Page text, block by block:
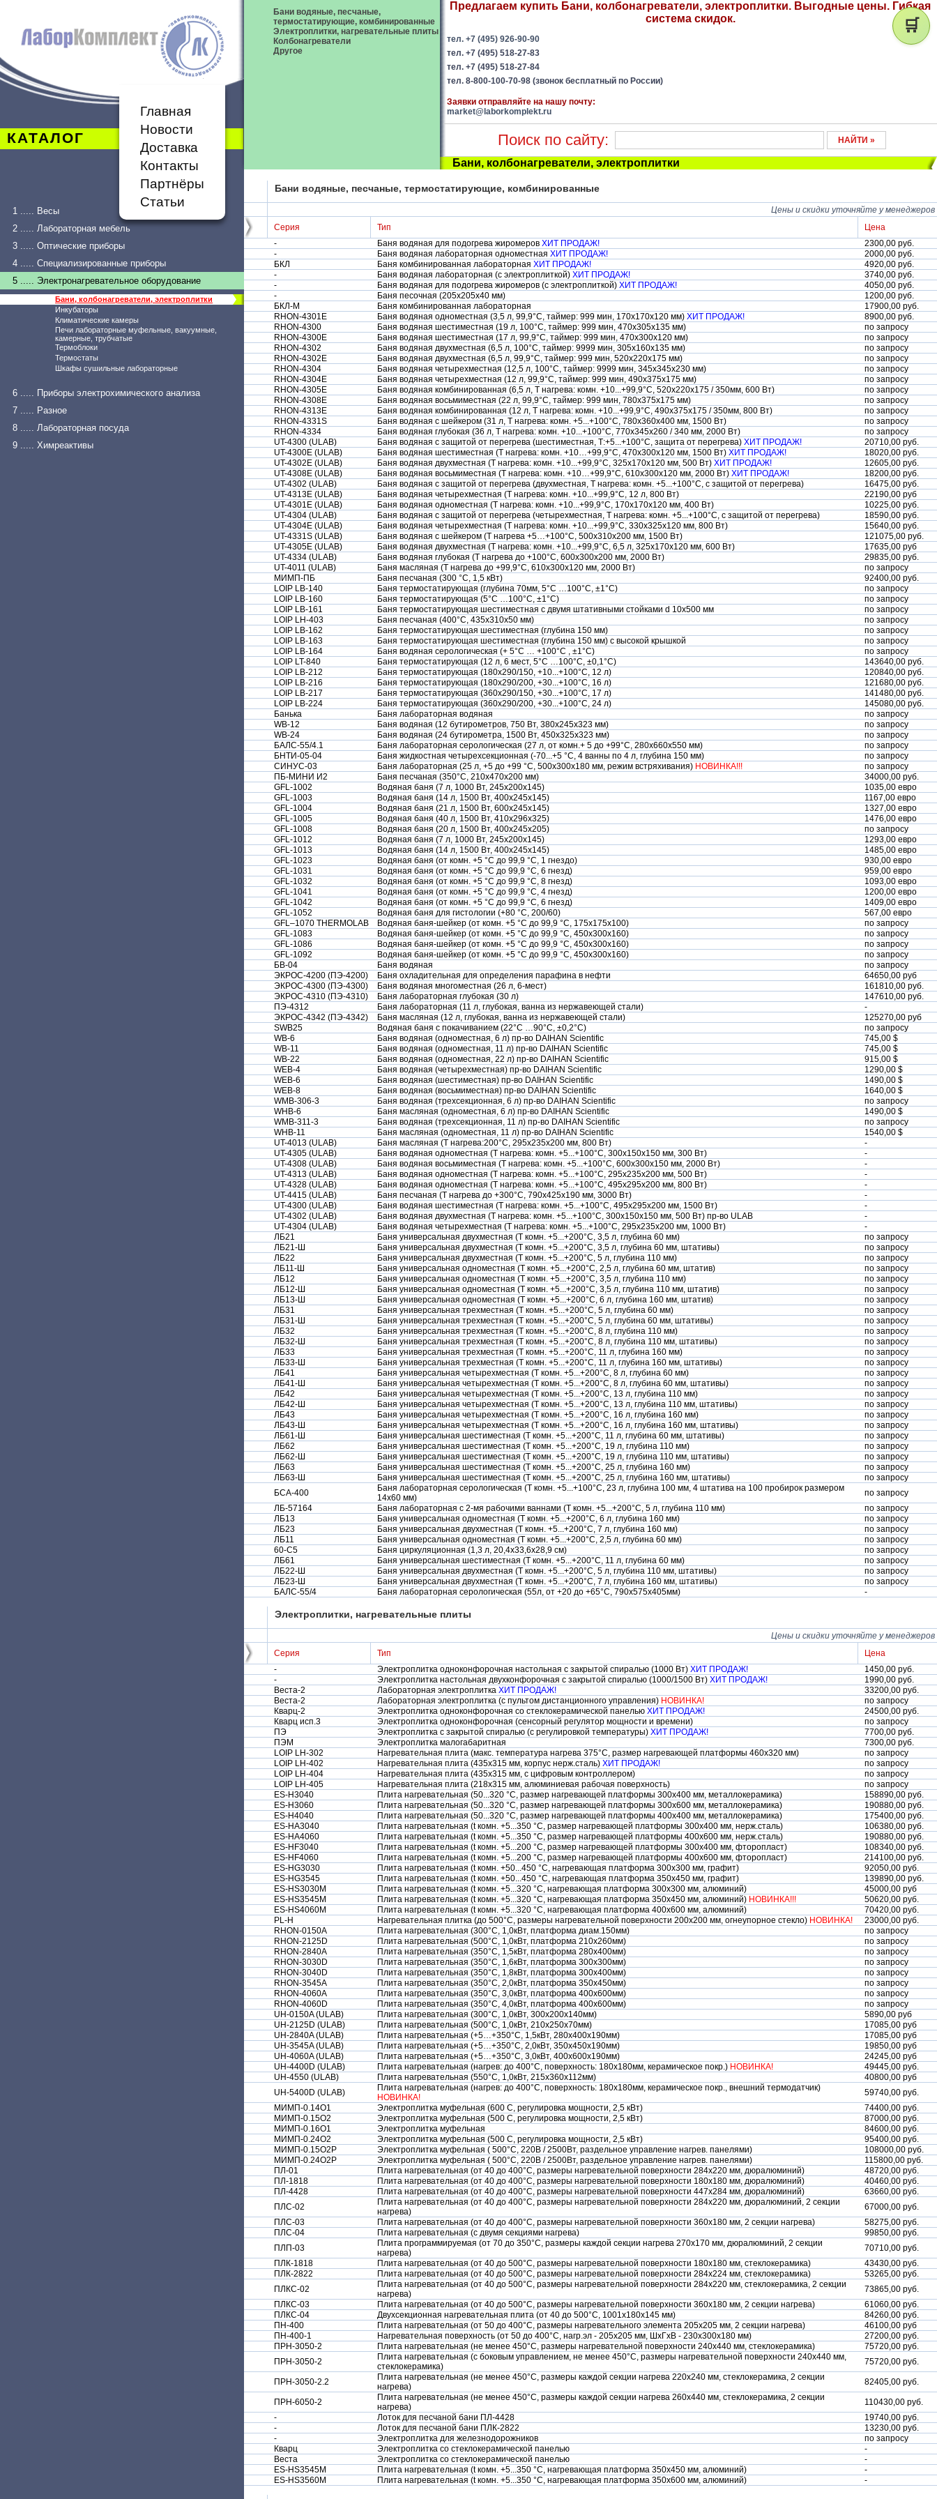
КАТАЛОГ
Главная
Новости
Доставка
Контакты
Партнёры
Статьи
1 ..... Весы
2 ..... Лабораторная мебель
3 ..... Оптические приборы
4 ..... Специализированные приборы
5 ..... Электронагревательное оборудование
Бани, колбонагреватели, электроплитки
Инкубаторы
Климатические камеры
Печи лабораторные муфельные, вакуумные,
камерные, трубчатые
Термоблоки
Термостаты
Шкафы сушильные лабораторные
6 ..... Приборы электрохимического анализа
7 ..... Разное
8 ..... Лабораторная посуда
9 ..... Химреактивы
Бани водяные, песчаные,
термостатирующие, комбинированные
Электроплитки, нагревательные плиты
Колбонагреватели
Другое
Предлагаем купить Бани, колбонагреватели, электроплитки. Выгодные цены. Гибкая
система скидок.
тел. +7 (495) 926-90-90
тел. +7 (495) 518-27-83
тел. +7 (495) 518-27-84
тел. 8-800-100-70-98 (звонок бесплатный по России)
Заявки отправляйте на нашу почту:
market@laborkomplekt.ru
Поиск по сайту:
Бани, колбонагреватели, электроплитки
Бани водяные, песчаные, термостатирующие, комбинированные
Цены и скидки уточняйте у менеджеров
Серия
Тип
Цена
-
Баня водяная для подогрева жиромеров ХИТ ПРОДАЖ!
2300,00 руб.
-
Баня водяная лабораторная одноместная ХИТ ПРОДАЖ!
2000,00 руб.
БКЛ
Баня комбинированная лабораторная ХИТ ПРОДАЖ!
4920,00 руб.
-
Баня водяная лабораторная (с электроплиткой) ХИТ ПРОДАЖ!
3740,00 руб.
-
Баня водяная для подогрева жиромеров (с электроплиткой) ХИТ ПРОДАЖ!
4050,00 руб.
-
Баня песочная (205х205х40 мм)
1200,00 руб.
БКЛ-М
Баня комбинированная лабораторная
17900,00 руб.
RHON-4301Е
Баня водяная одноместная (3,5 л, 99,9°С, таймер: 999 мин, 170х170х120 мм) ХИТ ПРОДАЖ!
8900,00 руб.
RHON-4300
Баня водяная шестиместная (19 л, 100°С, таймер: 999 мин, 470х305х135 мм)
по запросу
RHON-4300Е
Баня водяная шестиместная (17 л, 99,9°С, таймер: 999 мин, 470х300х120 мм)
по запросу
RHON-4302
Баня водяная двухместная (6,5 л, 100°С, таймер: 9999 мин, 305х160х135 мм)
по запросу
RHON-4302Е
Баня водяная двухместная (6,5 л, 99,9°С, таймер: 999 мин, 520х220х175 мм)
по запросу
RHON-4304
Баня водяная четырехместная (12,5 л, 100°С, таймер: 9999 мин, 345х345х230 мм)
по запросу
RHON-4304Е
Баня водяная четырехместная (12 л, 99,9°С, таймер: 999 мин, 490х375х175 мм)
по запросу
RHON-4305Е
Баня водяная комбинированная (6,5 л, Т нагрева: комн. +10...+99,9°С, 520х220х175 / 350мм, 600 Вт)
по запросу
RHON-4308Е
Баня водяная восьмиместная (22 л, 99,9°С, таймер: 999 мин, 780х375х175 мм)
по запросу
RHON-4313Е
Баня водяная комбинированная (12 л, Т нагрева: комн. +10...+99,9°С, 490х375х175 / 350мм, 800 Вт)
по запросу
RHON-4331S
Баня водяная с шейкером (31 л, Т нагрева: комн. +5...+100°С, 780х360х400 мм, 1500 Вт)
по запросу
RHON-4334
Баня водяная глубокая (36 л, Т нагрева: комн. +10...+100°С, 770х345х260 / 340 мм, 2000 Вт)
по запросу
UT-4300 (ULAB)
Баня водяная с защитой от перегрева (шестиместная, Т:+5...+100°С, защита от перегрева) ХИТ ПРОДАЖ!
20710,00 руб.
UT-4300E (ULAB)
Баня водяная шестиместная (Т нагрева: комн. +10…+99,9°С, 470х300х120 мм, 1500 Вт) ХИТ ПРОДАЖ!
18020,00 руб.
UT-4302E (ULAB)
Баня водяная двухместная (Т нагрева: комн. +10...+99,9°С, 325х170х120 мм, 500 Вт) ХИТ ПРОДАЖ!
12605,00 руб.
UT-4308E (ULAB)
Баня водяная восьмиместная (Т нагрева: комн. +10…+99,9°С, 610х300х120 мм, 2000 Вт) ХИТ ПРОДАЖ!
18200,00 руб.
UT-4302 (ULAB)
Баня водяная с защитой от перегрева (двухместная, Т нагрева: комн. +5...+100°С, с защитой от перегрева)
16475,00 руб.
UT-4313Е (ULAB)
Баня водяная четырехместная (Т нагрева: комн. +10...+99,9°С, 12 л, 800 Вт)
22190,00 руб
UT-4301E (ULAB)
Баня водяная одноместная (Т нагрева: комн. +10...+99,9°С, 170х170х120 мм, 400 Вт)
10225,00 руб.
UT-4304 (ULAB)
Баня водяная с защитой от перегрева (четырехместная, Т нагрева: комн. +5...+100°С, с защитой от перегрева)
18590,00 руб.
UT-4304E (ULAB)
Баня водяная четырехместная (Т нагрева: комн. +10...+99,9°С, 330х325х120 мм, 800 Вт)
15640,00 руб.
UT-4331S (ULAB)
Баня водяная с шейкером (Т нагрева +5…+100°С, 500х310х200 мм, 1500 Вт)
121075,00 руб.
UT-4305Е (ULAB)
Баня водяная двухместная (Т нагрева: комн. +10...+99,9°С, 6,5 л, 325х170х120 мм, 600 Вт)
17635,00 руб
UT-4334 (ULAB)
Баня водяная глубокая (Т нагрева до +100°С, 600х300х200 мм, 2000 Вт)
29835,00 руб.
UT-4011 (ULAB)
Баня масляная (Т нагрева до +99,9°С, 610х300х120 мм, 2000 Вт)
по запросу
МИМП-ПБ
Баня песчаная (300 °С, 1,5 кВт)
92400,00 руб.
LOIP LB-140
Баня термостатирующая (глубина 70мм, 5°С …100°С, ±1°С)
по запросу
LOIP LB-160
Баня термостатирующая (5°С …100°С, ±1°С)
по запросу
LOIP LB-161
Баня термостатирующая шестиместная с двумя штативными стойками d 10х500 мм
по запросу
LOIP LH-403
Баня песчаная (400°С, 435х310х50 мм)
по запросу
LOIP LB-162
Баня термостатирующая шестиместная (глубина 150 мм)
по запросу
LOIP LB-163
Баня термостатирующая шестиместная (глубина 150 мм) с высокой крышкой
по запросу
LOIP LB-164
Баня водяная серологическая (+ 5°С … +100°С , ±1°С)
по запросу
LOIP LT-840
Баня термостатирующая (12 л, 6 мест, 5°С …100°С, ±0,1°С)
143640,00 руб.
LOIP LB-212
Баня термостатирующая (180х290/150, +10...+100°С, 12 л)
120840,00 руб.
LOIP LB-216
Баня термостатирующая (180х290/200, +30...+100°С, 16 л)
121680,00 руб.
LOIP LB-217
Баня термостатирующая (360х290/150, +30...+100°С, 17 л)
141480,00 руб.
LOIP LB-224
Баня термостатирующая (360х290/200, +30...+100°С, 24 л)
145080,00 руб.
Банька
Баня лабораторная водяная
по запросу
WB-12
Баня водяная (12 бутирометров, 750 Вт, 380х245х323 мм)
по запросу
WB-24
Баня водяная (24 бутирометра, 1500 Вт, 450х325х323 мм)
по запросу
БАЛС-55/4.1
Баня лабораторная серологическая (27 л, от комн.+ 5 до +99°С, 280х660х550 мм)
по запросу
БНТИ-05-04
Баня жидкостная четырехсекционная (-70...+5 °С, 4 ванны по 4 л, глубина 150 мм)
по запросу
СИНУС-03
Баня лабораторная (25 л, +5 до +99 °С, 500х300х180 мм, режим встряхивания) НОВИНКА!!!
по запросу
ПБ-МИНИ И2
Баня песчаная (350°С, 210х470х200 мм)
34000,00 руб.
GFL-1002
Водяная баня (7 л, 1000 Вт, 245х200х145)
1035,00 евро
GFL-1003
Водяная баня (14 л, 1500 Вт, 400х245х145)
1167,00 евро
GFL-1004
Водяная баня (21 л, 1500 Вт, 600х245х145)
1327,00 евро
GFL-1005
Водяная баня (40 л, 1500 Вт, 410х296х325)
1476,00 евро
GFL-1008
Водяная баня (20 л, 1500 Вт, 400х245х205)
по запросу
GFL-1012
Водяная баня (7 л, 1000 Вт, 245х200х145)
1293,00 евро
GFL-1013
Водяная баня (14 л, 1500 Вт, 400х245х145)
1485,00 евро
GFL-1023
Водяная баня (от комн. +5 °C до 99,9 °C, 1 гнездо)
930,00 евро
GFL-1031
Водяная баня (от комн. +5 °C до 99,9 °C, 6 гнезд)
959,00 евро
GFL-1032
Водяная баня (от комн. +5 °C до 99,9 °C, 8 гнезд)
1093,00 евро
GFL-1041
Водяная баня (от комн. +5 °C до 99,9 °C, 4 гнезд)
1200,00 евро
GFL-1042
Водяная баня (от комн. +5 °C до 99,9 °C, 6 гнезд)
1409,00 евро
GFL-1052
Водяная баня для гистологии (+80 °C, 200/60)
567,00 евро
GFL–1070 THERMOLAB
Водяная баня-шейкер (от комн. +5 °C до 99,9 °C, 175х175х100)
по запросу
GFL-1083
Водяная баня-шейкер (от комн. +5 °C до 99,9 °C, 450х300х160)
по запросу
GFL-1086
Водяная баня-шейкер (от комн. +5 °C до 99,9 °C, 450х300х160)
по запросу
GFL-1092
Водяная баня-шейкер (от комн. +5 °C до 99,9 °C, 450х300х160)
по запросу
БВ-04
Баня водяная
по запросу
ЭКРОС-4200 (ПЭ-4200)
Баня охладительная для определения парафина в нефти
64650,00 руб
ЭКРОС-4300 (ПЭ-4300)
Баня водяная многоместная (26 л, 6-мест)
161810,00 руб.
ЭКРОС-4310 (ПЭ-4310)
Баня лабораторная глубокая (30 л)
147610,00 руб.
ПЭ-4312
Баня лабораторная (11 л, глубокая, ванна из нержавеющей стали)
-
ЭКРОС-4342 (ПЭ-4342)
Баня масляная (12 л, глубокая, ванна из нержавеющей стали)
125270,00 руб
SWB25
Водяная баня с покачиванием (22°С …90°С, ±0,2°С)
по запросу
WB-6
Баня водяная (одноместная, 6 л) пр-во DAIHAN Scientific
745,00 $
WB-11
Баня водяная (одноместная, 11 л) пр-во DAIHAN Scientific
745,00 $
WB-22
Баня водяная (одноместная, 22 л) пр-во DAIHAN Scientific
915,00 $
WEB-4
Баня водяная (четырехместная) пр-во DAIHAN Scientific
1290,00 $
WEB-6
Баня водяная (шестиместная) пр-во DAIHAN Scientific
1490,00 $
WEB-8
Баня водяная (восьмиместная) пр-во DAIHAN Scientific
1640,00 $
WMB-306-3
Баня водяная (трехсекционная, 6 л) пр-во DAIHAN Scientific
по запросу
WHB-6
Баня масляная (одноместная, 6 л) пр-во DAIHAN Scientific
1490,00 $
WMB-311-3
Баня водяная (трехсекционная, 11 л) пр-во DAIHAN Scientific
по запросу
WHB-11
Баня масляная (одноместная, 11 л) пр-во DAIHAN Scientific
1540,00 $
UT-4013 (ULAB)
Баня масляная (Т нагрева:200°С, 295х235х200 мм, 800 Вт)
-
UT-4305 (ULAB)
Баня водяная одноместная (Т нагрева: комн. +5...+100°С, 300х150х150 мм, 300 Вт)
-
UT-4308 (ULAB)
Баня водяная восьмиместная (Т нагрева: комн. +5...+100°С, 600х300х150 мм, 2000 Вт)
-
UT-4313 (ULAB)
Баня водяная одноместная (Т нагрева: комн. +5...+100°С, 295х235х200 мм, 500 Вт)
-
UT-4328 (ULAB)
Баня водяная одноместная (Т нагрева: комн. +5...+100°С, 495х295х200 мм, 800 Вт)
-
UT-4415 (ULAB)
Баня песчаная (Т нагрева до +300°С, 790х425х190 мм, 3000 Вт)
-
UT-4300 (ULAB)
Баня водяная шестиместная (Т нагрева: комн. +5...+100°С, 495х295х200 мм, 1500 Вт)
-
UT-4302 (ULAB)
Баня водяная двухместная (Т нагрева: комн. +5...+100°С, 300х150х150 мм, 500 Вт) пр-во ULAB
-
UT-4304 (ULAB)
Баня водяная четырехместная (Т нагрева: комн. +5...+100°С, 295х235х200 мм, 1000 Вт)
-
ЛБ21
Баня универсальная двухместная (Т комн. +5...+200°С, 3,5 л, глубина 60 мм)
по запросу
ЛБ21-Ш
Баня универсальная двухместная (Т комн. +5...+200°С, 3,5 л, глубина 60 мм, штативы)
по запросу
ЛБ22
Баня универсальная двухместная (Т комн. +5...+200°С, 5 л, глубина 110 мм)
по запросу
ЛБ11-Ш
Баня универсальная одноместная (Т комн. +5...+200°С, 2,5 л, глубина 60 мм, штатив)
по запросу
ЛБ12
Баня универсальная одноместная (Т комн. +5...+200°С, 3,5 л, глубина 110 мм)
по запросу
ЛБ12-Ш
Баня универсальная одноместная (Т комн. +5...+200°С, 3,5 л, глубина 110 мм, штатив)
по запросу
ЛБ13-Ш
Баня универсальная одноместная (Т комн. +5...+200°С, 6 л, глубина 160 мм, штатив)
по запросу
ЛБ31
Баня универсальная трехместная (Т комн. +5...+200°С, 5 л, глубина 60 мм)
по запросу
ЛБ31-Ш
Баня универсальная трехместная (Т комн. +5...+200°С, 5 л, глубина 60 мм, штативы)
по запросу
ЛБ32
Баня универсальная трехместная (Т комн. +5...+200°С, 8 л, глубина 110 мм)
по запросу
ЛБ32-Ш
Баня универсальная трехместная (Т комн. +5...+200°С, 8 л, глубина 110 мм, штативы)
по запросу
ЛБ33
Баня универсальная трехместная (Т комн. +5...+200°С, 11 л, глубина 160 мм)
по запросу
ЛБ33-Ш
Баня универсальная трехместная (Т комн. +5...+200°С, 11 л, глубина 160 мм, штативы)
по запросу
ЛБ41
Баня универсальная четырехместная (Т комн. +5...+200°С, 8 л, глубина 60 мм)
по запросу
ЛБ41-Ш
Баня универсальная четырехместная (Т комн. +5...+200°С, 8 л, глубина 60 мм, штативы)
по запросу
ЛБ42
Баня универсальная четырехместная (Т комн. +5...+200°С, 13 л, глубина 110 мм)
по запросу
ЛБ42-Ш
Баня универсальная четырехместная (Т комн. +5...+200°С, 13 л, глубина 110 мм, штативы)
по запросу
ЛБ43
Баня универсальная четырехместная (Т комн. +5...+200°С, 16 л, глубина 160 мм)
по запросу
ЛБ43-Ш
Баня универсальная четырехместная (Т комн. +5...+200°С, 16 л, глубина 160 мм, штативы)
по запросу
ЛБ61-Ш
Баня универсальная шестиместная (Т комн. +5...+200°С, 11 л, глубина 60 мм, штативы)
по запросу
ЛБ62
Баня универсальная шестиместная (Т комн. +5...+200°С, 19 л, глубина 110 мм)
по запросу
ЛБ62-Ш
Баня универсальная шестиместная (Т комн. +5...+200°С, 19 л, глубина 110 мм, штативы)
по запросу
ЛБ63
Баня универсальная шестиместная (Т комн. +5...+200°С, 25 л, глубина 160 мм)
по запросу
ЛБ63-Ш
Баня универсальная шестиместная (Т комн. +5...+200°С, 25 л, глубина 160 мм, штативы)
по запросу
БСА-400
Баня лабораторная серологическая (Т комн. +5...+100°С, 23 л, глубина 100 мм, 4 штатива на 100 пробирок размером
14х60 мм)
по запросу
ЛБ-57164
Баня лабораторная с 2-мя рабочими ваннами (Т комн. +5...+200°С, 5 л, глубина 110 мм)
по запросу
ЛБ13
Баня универсальная одноместная (Т комн. +5...+200°С, 6 л, глубина 160 мм)
по запросу
ЛБ23
Баня универсальная двухместная (Т комн. +5...+200°С, 7 л, глубина 160 мм)
по запросу
ЛБ11
Баня универсальная одноместная (Т комн. +5...+200°С, 2,5 л, глубина 60 мм)
по запросу
60-C5
Баня циркуляционная (1,3 л, 20,4х33,6х28,9 см)
по запросу
ЛБ61
Баня универсальная шестиместная (Т комн. +5...+200°С, 11 л, глубина 60 мм)
по запросу
ЛБ22-Ш
Баня универсальная двухместная (Т комн. +5...+200°С, 5 л, глубина 110 мм, штативы)
по запросу
ЛБ23-Ш
Баня универсальная двухместная (Т комн. +5...+200°С, 7 л, глубина 160 мм, штативы)
по запросу
БАЛС-55/4
Баня лабораторная серологическая (55л, от +20 до +65°С, 790x575x405мм) -
Электроплитки, нагревательные плиты
Цены и скидки уточняйте у менеджеров
Серия
Тип
Цена
-
Электроплитка одноконфорочная настольная с закрытой спиралью (1000 Вт) ХИТ ПРОДАЖ!
1450,00 руб.
-
Электроплитка настольная двухконфорочная с закрытой спиралью (1000/1500 Вт) ХИТ ПРОДАЖ!
1990,00 руб.
Веста-2
Лабораторная электроплитка ХИТ ПРОДАЖ!
33200,00 руб.
Веста-2
Лабораторная электроплитка (с пультом дистанционного управления) НОВИНКА!
по запросу
Кварц-2
Электроплитка одноконфорочная со стеклокерамической панелью ХИТ ПРОДАЖ!
24500,00 руб.
Кварц исп.3
Электроплитка одноконфорочная (сенсорный регулятор мощности и времени)
по запросу
ПЭ
Электроплитка с закрытой спиралью (с регулировкой температуры) ХИТ ПРОДАЖ!
7700,00 руб.
ПЭМ
Электроплитка малогабаритная
7300,00 руб.
LOIP LH-302
Нагревательная плита (макс. температура нагрева 375°С, размер нагревающей платформы 460х320 мм)
по запросу
LOIP LH-402
Нагревательная плита (435х315 мм, корпус нерж.сталь) ХИТ ПРОДАЖ!
по запросу
LOIP LH-404
Нагревательная плита (435х315 мм, с цифровым контроллером)
по запросу
LOIP LH-405
Нагревательная плита (218х315 мм, алюминиевая рабочая поверхность)
по запросу
ES-H3040
Плита нагревательная (50...320 °С, размер нагревающей платформы 300х400 мм, металлокерамика)
158890,00 руб.
ES-H3060
Плита нагревательная (50...320 °С, размер нагревающей платформы 300х600 мм, металлокерамика)
190880,00 руб.
ES-H4040
Плита нагревательная (50...320 °С, размер нагревающей платформы 400х400 мм, металлокерамика)
175400,00 руб.
ES-HA3040
Плита нагревательная (t комн. +5...350 °С, размер нагревающей платформы 300х400 мм, нерж.сталь)
106380,00 руб.
ES-HA4060
Плита нагревательная (t комн. +5...350 °С, размер нагревающей платформы 400х600 мм, нерж.сталь)
190880,00 руб.
ES-HF3040
Плита нагревательная (t комн. +5...200 °С, размер нагревающей платформы 300х400 мм, фторопласт)
108340,00 руб.
ES-HF4060
Плита нагревательная (t комн. +5...200 °С, размер нагревающей платформы 400х600 мм, фторопласт)
214100,00 руб.
ES-HG3030
Плита нагревательная (t комн. +50...450 °С, нагревающая платформа 300х300 мм, графит)
92050,00 руб.
ES-HG3545
Плита нагревательная (t комн. +50...450 °С, нагревающая платформа 350х450 мм, графит)
139890,00 руб.
ES-HS3030М
Плита нагревательная (t комн. +5...320 °С, нагревающая платформа 300х300 мм, алюминий)
45000,00 руб
ES-HS3545М
Плита нагревательная (t комн. +5...320 °С, нагревающая платформа 350х450 мм, алюминий) НОВИНКА!!!
50620,00 руб.
ES-HS4060М
Плита нагревательная (t комн. +5...320 °С, нагревающая платформа 400х600 мм, алюминий)
70420,00 руб.
PL-H
Нагревательная плитка (до 500°С, размеры нагревательной поверхности 200х200 мм, огнеупорное стекло) НОВИНКА!
23000,00 руб.
RHON-0150A
Плита нагревательная (300°С, 1,0кВт, платформа диам.150мм)
по запросу
RHON-2125D
Плита нагревательная (500°С, 1,0кВт, платформа 210х260мм)
по запросу
RHON-2840A
Плита нагревательная (350°С, 1,5кВт, платформа 280х400мм)
по запросу
RHON-3030D
Плита нагревательная (350°С, 1,6кВт, платформа 300х300мм)
по запросу
RHON-3040D
Плита нагревательная (350°С, 1,8кВт, платформа 300х400мм)
по запросу
RHON-3545A
Плита нагревательная (350°С, 2,0кВт, платформа 350х450мм)
по запросу
RHON-4060A
Плита нагревательная (350°С, 3,0кВт, платформа 400х600мм)
по запросу
RHON-4060D
Плита нагревательная (350°С, 4,0кВт, платформа 400х600мм)
по запросу
UH-0150A (ULAB)
Плита нагревательная (300°С, 1,0кВт, 300х200х140мм)
5890,00 руб
UH-2125D (ULAB)
Плита нагревательная (500°С, 1,0кВт, 210х250х70мм)
17085,00 руб
UH-2840A (ULAB)
Плита нагревательная (+5…+350°С, 1,5кВт, 280х400х190мм)
17085,00 руб
UH-3545A (ULAB)
Плита нагревательная (+5…+350°С, 2,0кВт, 350х450х190мм)
19850,00 руб
UH-4060A (ULAB)
Плита нагревательная (+5…+350°С, 3,0кВт, 400х600х190мм)
24245,00 руб
UH-4400D (ULAB)
Плита нагревательная (нагрев: до 400°С, поверхность: 180х180мм, керамическое покр.) НОВИНКА!
49445,00 руб.
UH-4550 (ULAB)
Плита нагревательная (550°С, 1,0кВт, 215х360х112мм)
40800,00 руб
UH-5400D (ULAB)
Плита нагревательная (нагрев: до 400°С, поверхность: 180х180мм, керамическое покр., внешний термодатчик)
НОВИНКА!
59740,00 руб.
МИМП-0.14О1
Электроплитка муфельная (600 С, регулировка мощности, 2,5 кВт)
74400,00 руб.
МИМП-0.15О2
Электроплитка муфельная (500 С, регулировка мощности, 2,5 кВт)
87000,00 руб.
МИМП-0.16О1
Электроплитка муфельная
84600,00 руб.
МИМП-0.24О2
Электроплитка муфельная (500 С, регулировка мощности, 2,5 кВт)
95400,00 руб.
МИМП-0.15О2Р
Электроплитка муфельная ( 500°С, 220В / 2500Вт, раздельное управление нагрев. панелями)
108000,00 руб.
МИМП-0.24О2Р
Электроплитка муфельная ( 500°С, 220В / 2500Вт, раздельное управление нагрев. панелями)
115800,00 руб.
ПЛ-01
Плита нагревательная (от 40 до 400°С, размеры нагревательной поверхности 284х220 мм, дюралюминий)
48720,00 руб.
ПЛ-1818
Плита нагревательная (от 40 до 400°С, размеры нагревательной поверхности 180х180 мм, дюралюминий)
40460,00 руб.
ПЛ-4428
Плита нагревательная (от 40 до 400°С, размеры нагревательной поверхности 447х284 мм, дюралюминий)
63660,00 руб.
ПЛС-02
Плита нагревательная (от 40 до 400°С, размеры нагревательной поверхности 284х220 мм, дюралюминий, 2 секции
нагрева)
67000,00 руб.
ПЛС-03
Плита нагревательная (от 40 до 400°С, размеры нагревательной поверхности 360х180 мм, 2 секции нагрева)
58275,00 руб.
ПЛС-04
Плита нагревательная (с двумя секциями нагрева)
99850,00 руб.
ПЛП-03
Плита программируемая (от 70 до 350°С, размеры каждой секции нагрева 270х170 мм, дюралюминий, 2 секции
нагрева)
70710,00 руб.
ПЛК-1818
Плита нагревательная (от 40 до 500°С, размеры нагревательной поверхности 180х180 мм, стеклокерамика)
43430,00 руб.
ПЛК-2822
Плита нагревательная (от 40 до 500°С, размеры нагревательной поверхности 284х224 мм, стеклокерамика)
53265,00 руб.
ПЛКС-02
Плита нагревательная (от 40 до 500°С, размеры нагревательной поверхности 284х220 мм, стеклокерамика, 2 секции
нагрева)
73865,00 руб.
ПЛКС-03
Плита нагревательная (от 40 до 500°С, размеры нагревательной поверхности 360х180 мм, 2 секции нагрева)
61060,00 руб.
ПЛКС-04
Двухсекционная нагревательная плита (от 40 до 500°С, 1001х180х145 мм)
84260,00 руб.
ПН-400
Плита нагревательная (от 50 до 400°С, размеры нагревательного элемента 205х205 мм, 2 секции нагрева)
46100,00 руб
ПН-400-1
Нагревательная поверхность (от 50 до 400°С, нагр.эл - 205х205 мм, ШхГхВ - 230х300х180 мм)
27200,00 руб.
ПРН-3050-2
Плита нагревательная (не менее 450°С, размеры нагревательной поверхности 240х440 мм, стеклокерамика)
75720,00 руб.
ПРН-3050-2
Плита нагревательная (с боковым управлением, не менее 450°С, размеры нагревательной поверхности 240х440 мм,
стеклокерамика)
75720,00 руб.
ПРН-3050-2.2
Плита нагревательная (не менее 450°С, размеры каждой секции нагрева 220х240 мм, стеклокерамика, 2 секции
нагрева)
82405,00 руб.
ПРН-6050-2
Плита нагревательная (не менее 450°С, размеры каждой секции нагрева 260х440 мм, стеклокерамика, 2 секции
нагрева)
110430,00 руб.
-
Лоток для песчаной бани ПЛ-4428
19740,00 руб.
-
Лоток для песчаной бани ПЛК-2822
13230,00 руб.
-
Электроплитка для железнодорожников
по запросу
Кварц
Электроплитка со стеклокерамической панелью
-
Веста
Электроплитка со стеклокерамической панелью
-
ES-HS3545М
Плита нагревательная (t комн. +5...350 °С, нагревающая платформа 350х450 мм, алюминий)
-
ES-HS3560М
Плита нагревательная (t комн. +5...350 °С, нагревающая платформа 350х600 мм, алюминий) -
🛒